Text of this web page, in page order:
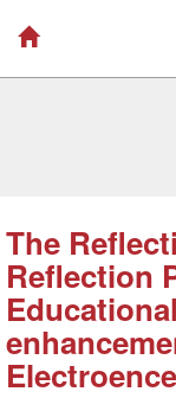
The
Reflection